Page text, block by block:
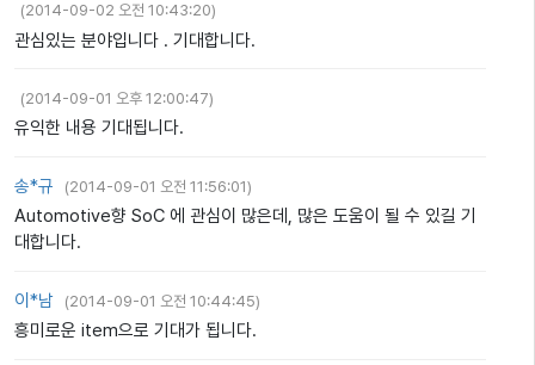
(2014-09-02 오전 10:43:20)
관심있는 분야입니다 . 기대합니다.
(2014-09-01 오후 12:00:47)
유익한 내용 기대됩니다.
송*규 (2014-09-01 오전 11:56:01)
Automotive향 SoC 에 관심이 많은데, 많은 도움이 될 수 있길 기
대합니다.
이*남 (2014-09-01 오전 10:44:45)
흥미로운 item으로 기대가 됩니다.